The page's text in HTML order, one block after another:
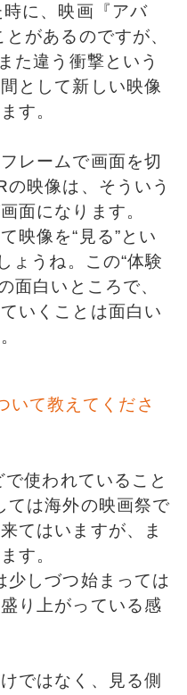
に、映画『アバ
があるのですが、
た違う衝撃という
として新しい映像
す。
レームで画面を切
の映像は、そういう
面になります。
映像を“見る”とい
ょうね。この“体験
面白いところで、
いくことは面白い
いて教えてくださ
使われていること
ては海外の映画祭で
てはいますが、ま
す。
少しづつ始まっては
り上がっている感
ではなく、見る側